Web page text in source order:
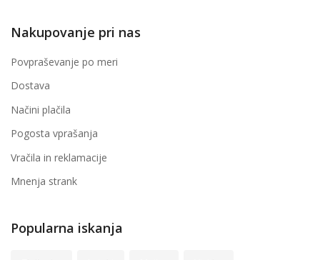
Nakupovanje pri nas
Povpraševanje po meri
Dostava
Načini plačila
Pogosta vprašanja
Vračila in reklamacije
Mnenja strank
Popularna iskanja